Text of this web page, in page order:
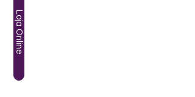
Loja Online